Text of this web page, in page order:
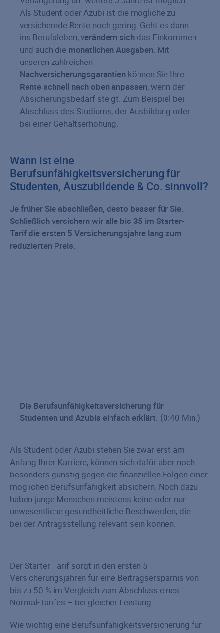
Als Student oder Azubi ist die mögliche zu
versichernde Rente noch gering. Geht es dann
ins Berufsleben,verändern sich das Einkommen
und auch die monatlichen Ausgaben. Mit
unseren zahlreichen
Nachversicherungsgarantien können Sie Ihre
Rente schnell nach oben anpassen, wenn der
Absicherungsbedarf steigt. Zum Beispiel bei
Abschluss des Studiums, der Ausbildung oder
bei einer Gehaltserhöhung.
Wann ist eine
Berufsunfähigkeitsversicherung für
Studenten, Auszubildende & Co. sinnvoll?
Je früher Sie abschließen, desto besser für Sie.
Schließlich versichern wir alle bis 35 im Starter-
Tarif die ersten 5 Versicherungsjahre lang zum
reduzierten Preis.
Die Berufsunfähigkeitsversicherung für
Studenten und Azubis einfach erklärt. (0:40 Min.)
Als Student oder Azubi stehen Sie zwar erst am
Anfang Ihrer Karriere, können sich dafür aber noch
besonders günstig gegen die finanziellen Folgen einer
möglichen Berufsunfähigkeit absichern. Noch dazu
haben junge Menschen meistens keine oder nur
unwesentliche gesundheitliche Beschwerden, die
bei der Antragsstellung relevant sein können.
Der Starter-Tarif sorgt in den ersten 5
Versicherungsjahren für eine Beitragsersparnis von
bis zu 50 % im Vergleich zum Abschluss eines
Normal-Tarifes – bei gleicher Leistung.
Wie wichtig eine Berufsunfähigkeitsversicherung für